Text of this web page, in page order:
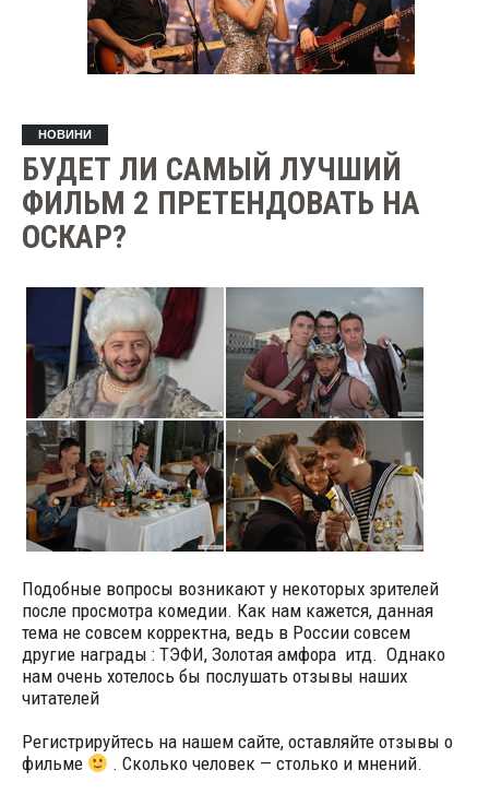
НОВИНИ
БУДЕТ ЛИ САМЫЙ ЛУЧШИЙ
ФИЛЬМ 2 ПРЕТЕНДОВАТЬ НА
ОСКАР?
Подобные вопросы возникают у некоторых зрителей
после просмотра комедии. Как нам кажется, данная
тема не совсем корректна, ведь в России совсем
другие награды : ТЭФИ, Золотая амфора итд. Однако
нам очень хотелось бы послушать отзывы наших
читателей
Регистрируйтесь на нашем сайте, оставляйте отзывы о
фильме
. Сколько человек — столько и мнений.